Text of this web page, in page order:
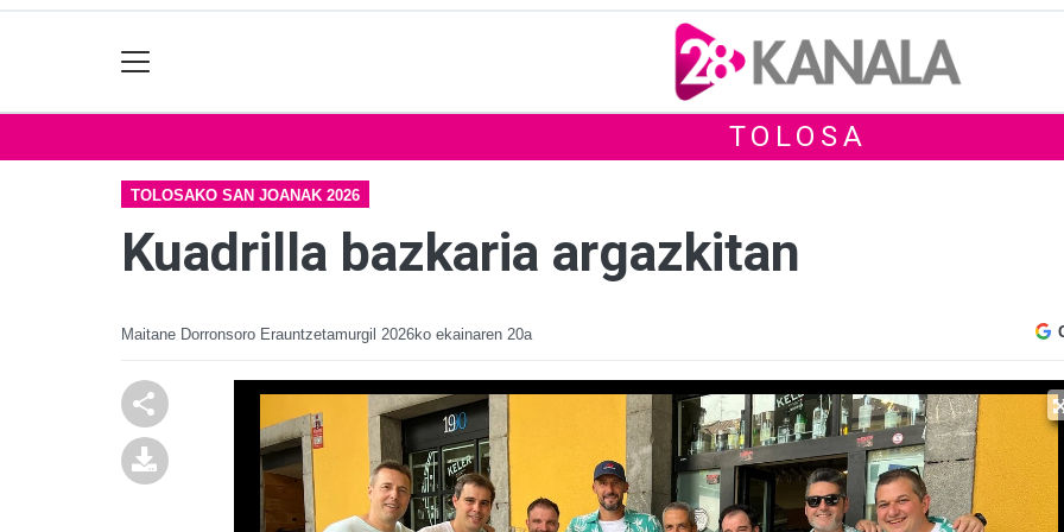
TOLOSA
TOLOSAKO SAN JOANAK 2026
Kuadrilla bazkaria argazkitan
Maitane Dorronsoro Erauntzetamurgil 2026ko ekainaren 20a